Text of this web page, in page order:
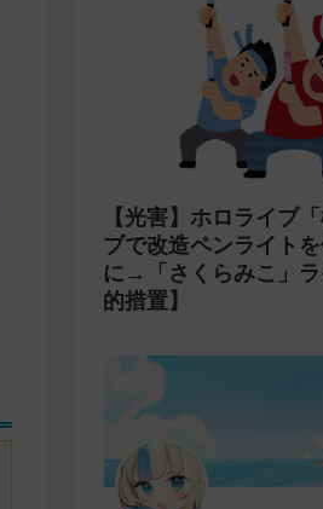
【光害】ホロライブ
ブで改造ペンライト
に→「さくらみこ」
的措置】